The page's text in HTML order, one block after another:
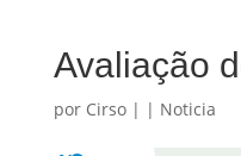
Avaliação
por Cirso| | Noticia